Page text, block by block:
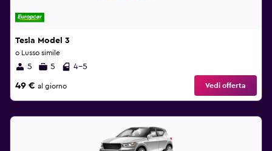
Tesla Model 3
o Lusso simile
5 5 4-5
49 € al giorno Vedi offerta